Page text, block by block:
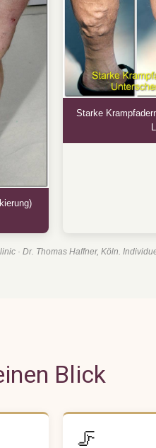
Starke
· Dr. Thomas Haffner, Köln.
Blick
🦵